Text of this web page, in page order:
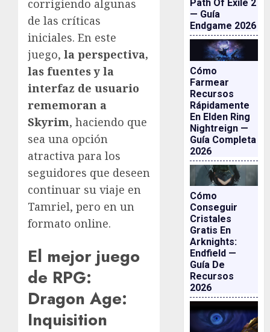
corrigiendo algunas
de las críticas
iniciales. En este
juego, la perspectiva,
las fuentes y la
interfaz de usuario
rememoran a
Skyrim, haciendo que
sea una opción
atractiva para los
seguidores que deseen
continuar su viaje en
Tamriel, pero en un
formato online.
El mejor juego
de RPG:
Dragon Age:
Inquisition
Path Of Exile 2
— Guía
Endgame 2026
Cómo
Farmear
Recursos
Rápidamente
En Elden Ring
Nightreign —
Guía Completa
2026
Cómo
Conseguir
Cristales
Gratis En
Arknights:
Endfield —
Guía De
Recursos
2026